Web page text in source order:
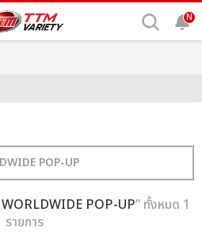
N
POP-UP” ทั้งหมด 1
รายการ